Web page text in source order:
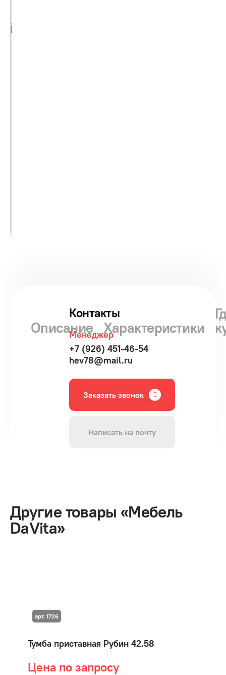
Описание Характеристики
Контакты
Менеджер
+7 (926) 451-46-54
hev78@mail.ru
Заказать звонок
Написать на почту
Другие товары «Мебель
DaVita»
Тумба приставная Рубин 42.58
Цена по запросу
арт. 1726